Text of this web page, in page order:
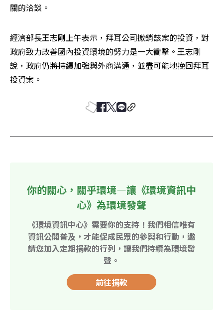
關的洽談。
經濟部長王志剛上午表示，拜耳公司撤銷該案的投資，對
政府致力改善國內投資環境的努力是一大衝擊。王志剛
說，政府仍將持續加強與外商溝通，並盡可能地挽回拜耳
投資案。
你的關心，關乎環境—讓《環境資訊中
心》為環境發聲
《環境資訊中心》需要你的支持！我們相信唯有
資訊公開普及，才能促成民眾的參與和行動，邀
請您加入定期捐款的行列，讓我們持續為環境發
聲。
前往捐款